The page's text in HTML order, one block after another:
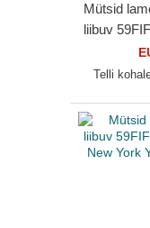
Mütsid
liibuv
FC
Era
Telli